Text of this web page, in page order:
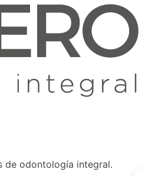
de odontología integral.